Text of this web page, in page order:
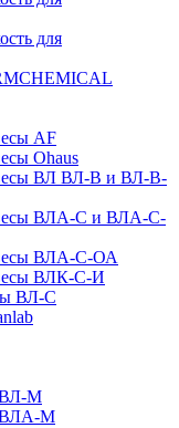
для
AF
Ohaus
ВЛ ВЛ-В и ВЛ-В-
ВЛА-С и ВЛА-С-
ВЛА-С-ОА
ВЛК-С-И
ВЛ-С
ВЛ-М
ВЛА-М